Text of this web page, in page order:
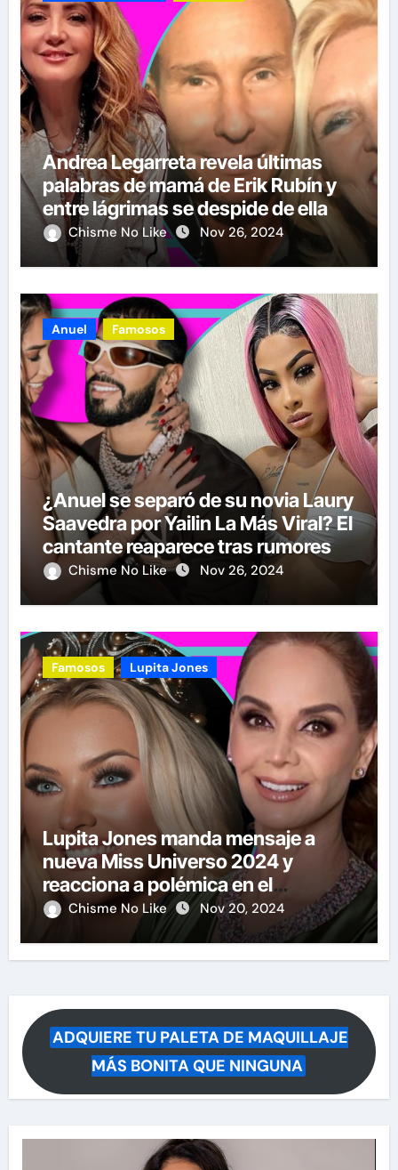
Andrea Legarreta revela últimas
palabras de mamá de Erik Rubín y
entre lágrimas se despide de ella
Chisme No Like Nov 26, 2024
Anuel Famosos
¿Anuel se separó de su novia Laury
Saavedra por Yailin La Más Viral? El
cantante reaparece tras rumores
Chisme No Like Nov 26, 2024
Famosos Lupita Jones
Lupita Jones manda mensaje a
nueva Miss Universo 2024 y
reacciona a polémica en el
certamen
Chisme No Like Nov 20, 2024
ADQUIERE TU PALETA DE MAQUILLAJE
MÁS BONITA QUE NINGUNA